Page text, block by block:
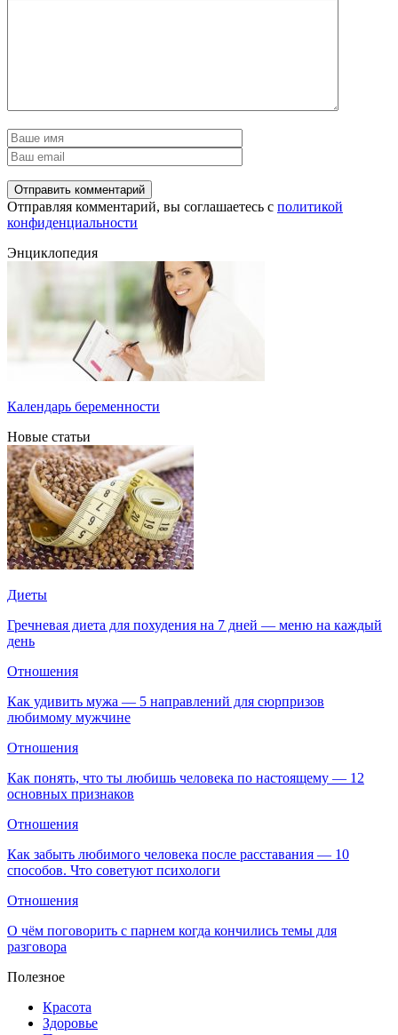
Отправляя комментарий, вы соглашаетесь с политикой
конфиденциальности
Энциклопедия
Календарь беременности
Новые статьи
Диеты
Гречневая диета для похудения на 7 дней — меню на каждый
день
Отношения
Как удивить мужа — 5 направлений для сюрпризов
любимому мужчине
Отношения
Как понять, что ты любишь человека по настоящему — 12
основных признаков
Отношения
Как забыть любимого человека после расставания — 10
способов. Что советуют психологи
Отношения
О чём поговорить с парнем когда кончились темы для
разговора
Полезное
Красота
Здоровье